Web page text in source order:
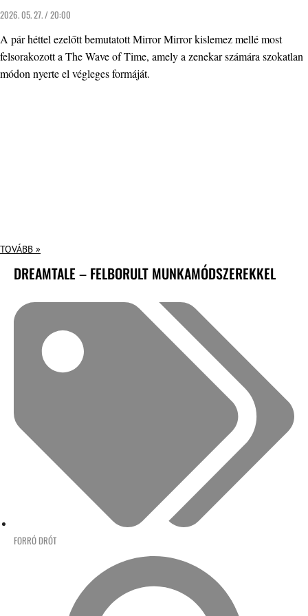
2026. 05. 27. / 20:00
A pár héttel ezelőtt bemutatott Mirror Mirror kislemez mellé most
felsorakozott a The Wave of Time, amely a zenekar számára szokatlan
módon nyerte el végleges formáját.
TOVÁBB »
DREAMTALE – FELBORULT MUNKAMÓDSZEREKKEL
FORRÓ DRÓT